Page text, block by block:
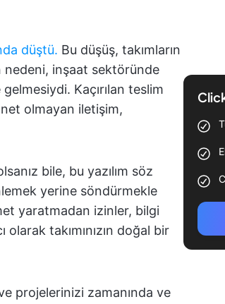
düştü. Bu düşüş, takımların
nedeni, inşaat sektöründe
Kaçırılan teslim
olmayan iletişim,
bile, bu yazılım söz
yerine söndürmekle
yaratmadan izinler, bilgi
takımınızın doğal bir
projelerinizi zamanında ve